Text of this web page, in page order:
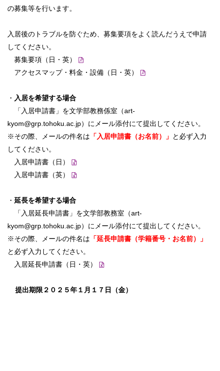
の募集等を行います。
入居後のトラブルを防ぐため、募集要項をよく読んだうえで申請
してください。
募集要項（日・英）
アクセスマップ・料金・設備（日・英）
・ 入居を希望する場合
「入居申請書」を文学部教務係室（art-
kyom@grp.tohoku.ac.jp）にメール添付にて提出してください。
※その際、メールの件名は 「入居申請書（お名前）」 と必ず入力
してください。
入居申請書（日）
入居申請書（英）
・ 延長を希望する場合
「入居延長申請書」を文学部教務室（art-
kyom@grp.tohoku.ac.jp）にメール添付にて提出してください。
※その際、メールの件名は 「延長申請書（学籍番号・ お名前）」
と必ず入力してください。
入居延長申請書（日・英）
提出期限２０２５年１月１７日（金）